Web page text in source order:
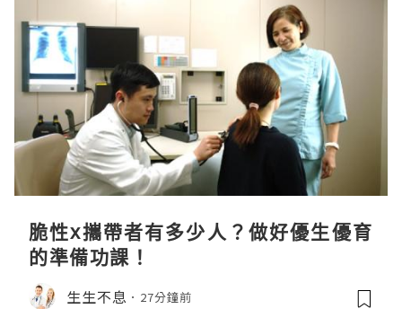
脆性x攜帶者有多少人？做好優生優育
的準備功課！
生生不息 27分鐘前